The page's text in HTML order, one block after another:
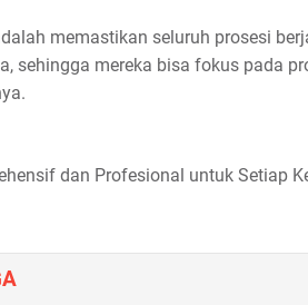
memastikan seluruh prosesi
sehingga mereka bisa fokus pada
dan Profesional untuk Setiap